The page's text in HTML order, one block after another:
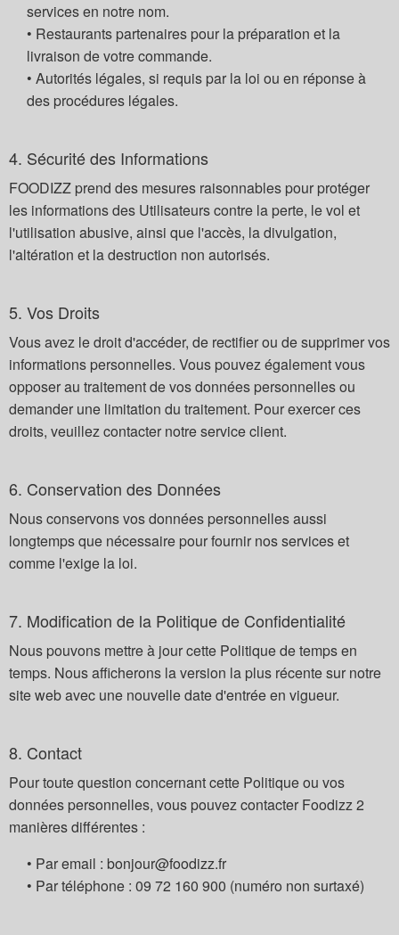
services en notre nom.
• Restaurants partenaires pour la préparation et la
livraison de votre commande.
• Autorités légales, si requis par la loi ou en réponse à
des procédures légales.
4. Sécurité des Informations
FOODIZZ prend des mesures raisonnables pour protéger
les informations des Utilisateurs contre la perte, le vol et
l'utilisation abusive, ainsi que l'accès, la divulgation,
l'altération et la destruction non autorisés.
5. Vos Droits
Vous avez le droit d'accéder, de rectifier ou de supprimer vos
informations personnelles. Vous pouvez également vous
opposer au traitement de vos données personnelles ou
demander une limitation du traitement. Pour exercer ces
droits, veuillez contacter notre service client.
6. Conservation des Données
Nous conservons vos données personnelles aussi
longtemps que nécessaire pour fournir nos services et
comme l'exige la loi.
7. Modification de la Politique de Confidentialité
Nous pouvons mettre à jour cette Politique de temps en
temps. Nous afficherons la version la plus récente sur notre
site web avec une nouvelle date d'entrée en vigueur.
8. Contact
Pour toute question concernant cette Politique ou vos
données personnelles, vous pouvez contacter Foodizz 2
manières différentes :
• Par email : rf.zzidoof@ruojnob
• Par téléphone : 009 061 27 90 (numéro non surtaxé)